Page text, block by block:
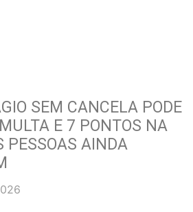
SEM CANCELA PODE
E 7 PONTOS NA
PESSOAS AINDA